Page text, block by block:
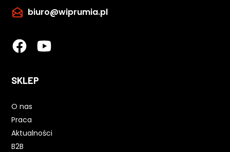
biuro@wiprumia.pl
SKLEP
O nas
Praca
Aktualności
B2B